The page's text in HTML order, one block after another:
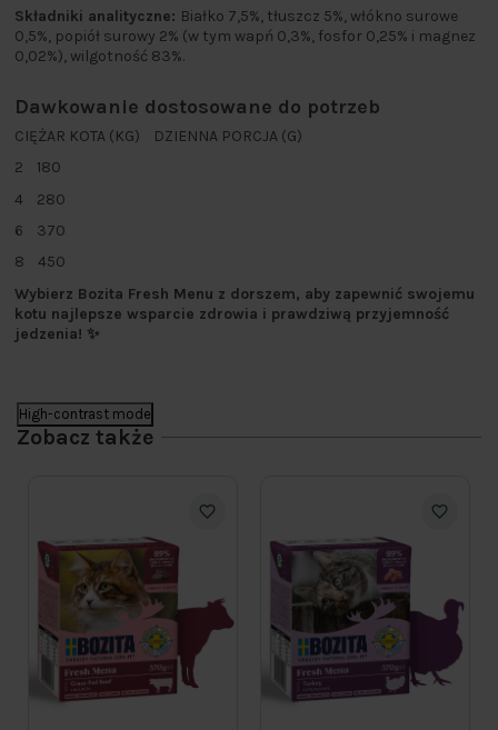
Składniki analityczne: Białko 7,5%, tłuszcz 5%, włókno surowe
0,5%, popiół surowy 2% (w tym wapń 0,3%, fosfor 0,25% i magnez
0,02%), wilgotność 83%.
Dawkowanie dostosowane do potrzeb
CIĘŻAR KOTA (KG) DZIENNA PORCJA (G)
2 180
4 280
6 370
8 450
Wybierz Bozita Fresh Menu z dorszem, aby zapewnić swojemu
kotu najlepsze wsparcie zdrowia i prawdziwą przyjemność
jedzenia! ✨
High-contrast mode
Zobacz także